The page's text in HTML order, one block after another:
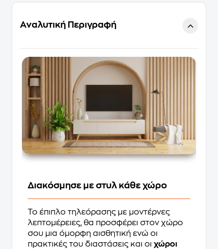
Αναλυτική Περιγραφή
Διακόσμησε με στυλ κάθε χώρο
Το έπιπλο τηλεόρασης με μοντέρνες
λεπτομέρειες, θα προσφέρει στον χώρο
σου μια όμορφη αισθητική ενώ οι
πρακτικές του διαστάσεις και οι χώροι